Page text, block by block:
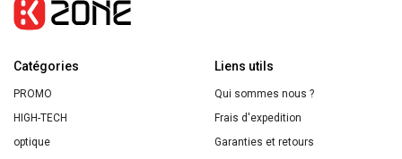
–
Catégories
PROMO
HIGH-TECH
optique
Liens utils
Qui sommes nous ?
Frais d'expedition
Garanties et retours